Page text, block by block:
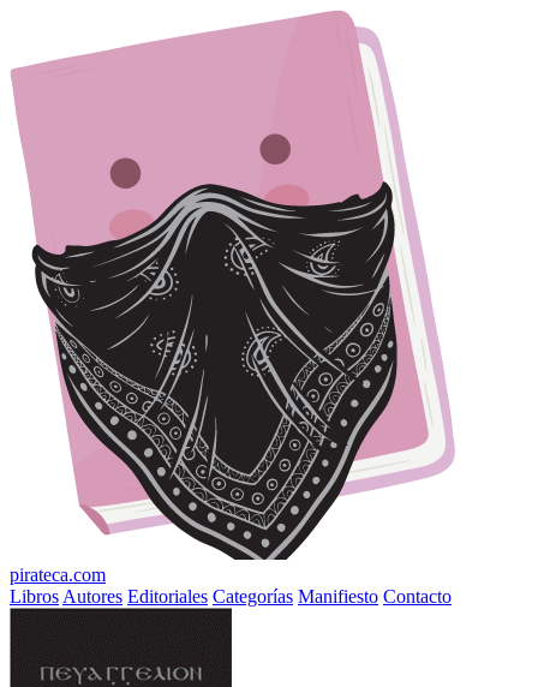
pirateca.com
Libros Autores Editoriales Categorías Manifiesto Contacto